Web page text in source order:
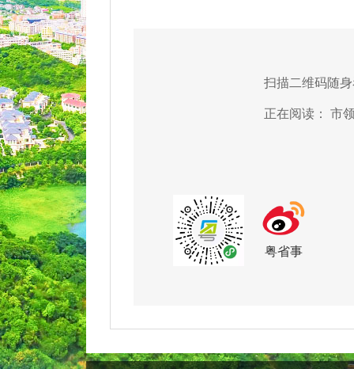
扫描二维码随
正在阅读：市
粤省事